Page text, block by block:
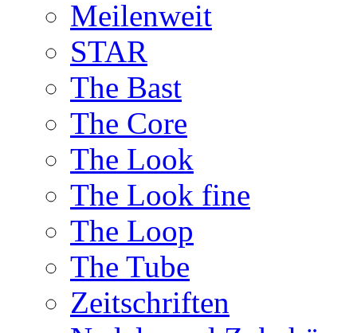
Meilenweit
STAR
The Bast
The Core
The Look
The Look fine
The Loop
The Tube
Zeitschriften